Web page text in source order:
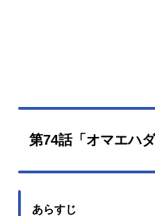
第74話「オマエハダ
あらすじ